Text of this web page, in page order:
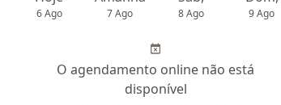
6 Ago 7 Ago 8 Ago 9 Ago
O agendamento online não está
disponível